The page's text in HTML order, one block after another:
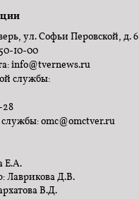
ул. Софьи Перовской, д. 6
10-00
info@tvernews.ru
службы:
28
omc@omctver.ru
Е.А.
Лаврикова Д.В.
В.Д.